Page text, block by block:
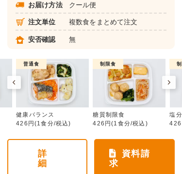
お届け方法 クール便
注文単位 複数食をまとめて注文
安否確認 無
普通食
健康バランス
426円(1食分/税込)
制限食
糖質制限食
426円(1食分/税込)
塩
詳
細
資料請
求